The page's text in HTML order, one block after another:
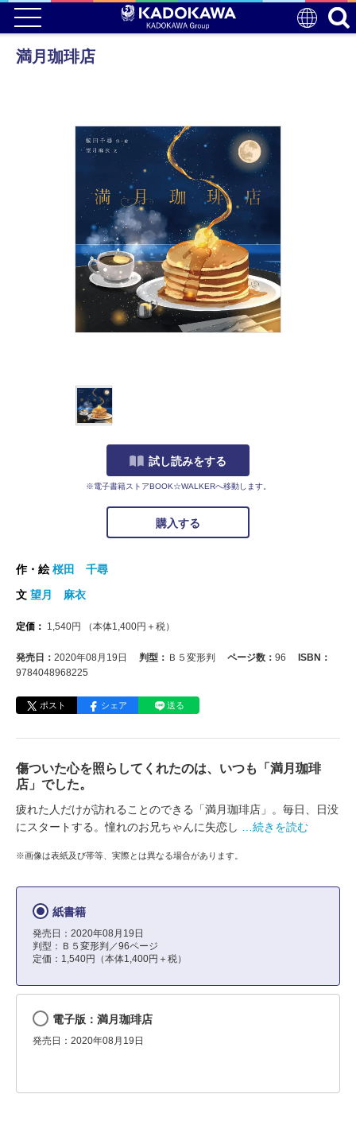
満月珈琲店
試し読みをする
※電子書籍ストアBOOK☆WALKERへ移動します。
購入する
作・絵桜田 千尋
文 望月 麻衣
定価： 1,540円 （本体1,400円＋税）
発売日： 2020年08月19日 判型： Ｂ５変形判 ページ数： 96
ISBN：
9784048968225
ポスト シェア 送る
傷ついた心を照らしてくれたのは、いつも「満月珈琲
店」でした。
疲れた人だけが訪れることのできる「満月珈琲店」。毎日、日没
にスタートする。憧れのお兄ちゃんに失恋し
…続きを読む
※画像は表紙及び帯等、実際とは異なる場合があります。
紙書籍
発売日：2020年08月19日
判型：Ｂ５変形判／96ページ
定価：1,540円（本体1,400円＋税）
電子版：満月珈琲店
発売日：2020年08月19日